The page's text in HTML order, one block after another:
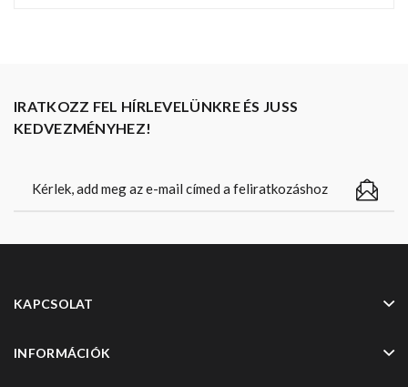
IRATKOZZ FEL HÍRLEVELÜNKRE ÉS JUSS
KEDVEZMÉNYHEZ!
KAPCSOLAT
INFORMÁCIÓK